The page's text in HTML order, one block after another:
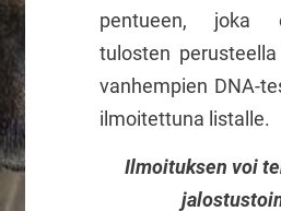
pentueen, joka
tulosten
vanhempien DNA-
ilmoitettuna listalle.
Ilmoituksen voi